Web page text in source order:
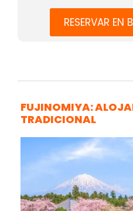
RESERVAR
FUJINOMIYA:
TRADICIONAL